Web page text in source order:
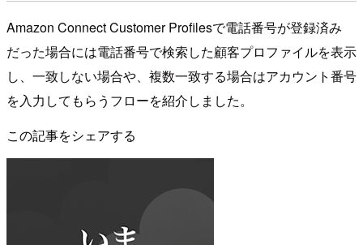
Amazon Connect Customer Profilesで電話番号が登録済み
だった場合には電話番号で検索した顧客プロファイルを表示
し、一致しない場合や、複数一致する場合はアカウント番号
を入力してもらうフローを紹介しました。
この記事をシェアする